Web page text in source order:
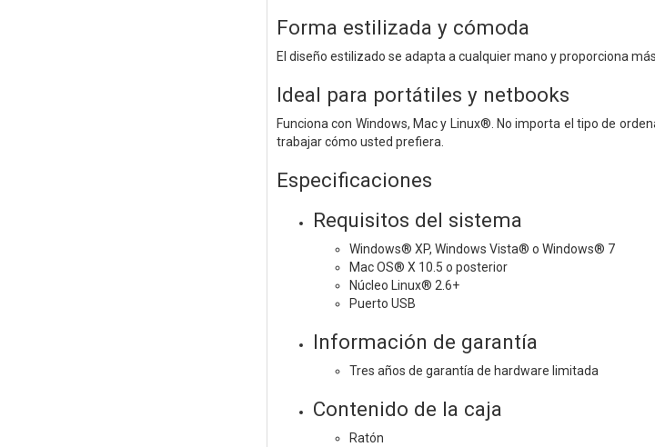
Forma estilizada y cómoda
El diseño estilizado se adapta a cualquier mano y proporciona
Ideal para portátiles y netbooks
Funciona con Windows, Mac y Linux®. No importa el tipo de
trabajar cómo usted prefiera.
Especificaciones
Requisitos del sistema
Windows® XP, Windows Vista® o Windows® 7
Mac OS® X 10.5 o posterior
Núcleo Linux® 2.6+
Puerto USB
Información de garantía
Tres años de garantía de hardware limitada
Contenido de la caja
Ratón